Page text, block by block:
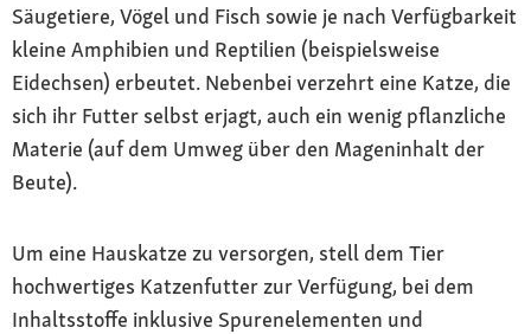
Säugetiere, Vögel und Fisch sowie je nach Verfügbarkeit
kleine Amphibien und Reptilien (beispielsweise
Eidechsen) erbeutet. Nebenbei verzehrt eine Katze, die
sich ihr Futter selbst erjagt, auch ein wenig pflanzliche
Materie (auf dem Umweg über den Mageninhalt der
Beute).
Um eine Hauskatze zu versorgen, stell dem Tier
hochwertiges Katzenfutter zur Verfügung, bei dem
Inhaltsstoffe inklusive Spurenelementen und